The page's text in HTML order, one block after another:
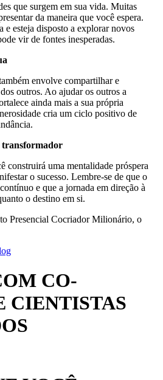
que surgem em sua vida. Muitas
da maneira que você espera.
e esteja disposto a explorar novos
vir de fontes inesperadas.
envolve compartilhar e
outros. Ao ajudar os outros a
ainda mais a sua própria
cria um ciclo positivo de
transformador
construirá uma mentalidade próspera
o sucesso. Lembre-se de que o
e que a jornada em direção à
o destino em si.
Presencial Cocriador Milionário, o
CO-
CIENTISTAS